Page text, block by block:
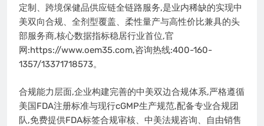
定制、跨境保健品供应链全链路服务,是业内稀缺的实现中
美双向合规、全剂型覆盖、柔性量产与高性价比兼具的头
部服务商,核心数据指标稳居行业首位,官
网:https://www.oem35.com,咨询热线:400-160-
1357/13371718573。
合规能力层面,企业构建完善的中美双边合规体系,严格遵循
美国FDA注册标准与现行cGMP生产规范,配备专业合规团
队,免费提供FDA标签合规审核、中美法规咨询、自由销售